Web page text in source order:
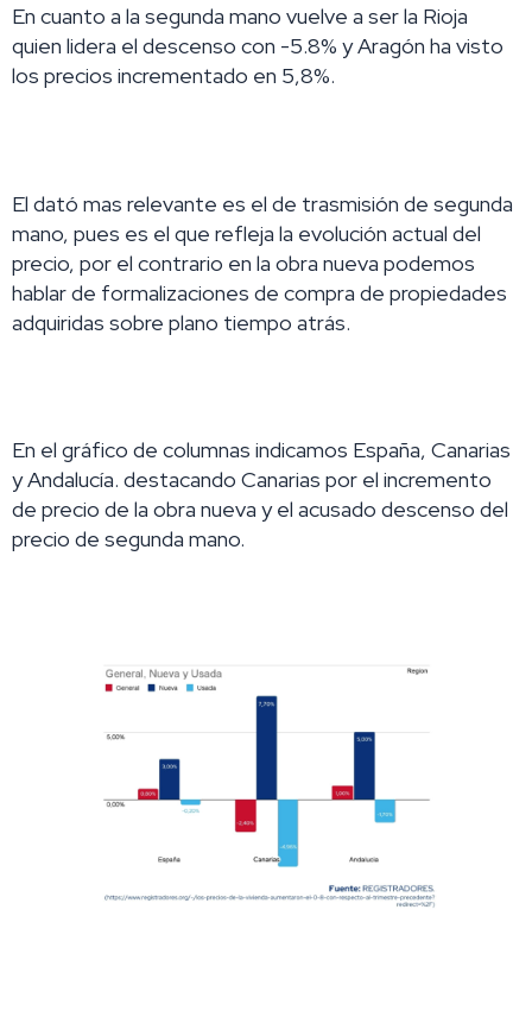
En cuanto a la segunda mano vuelve a ser la Rioja
quien lidera el descenso con -5.8% y Aragón ha visto
los precios incrementado en 5,8%.
El dató mas relevante es el de trasmisión de segunda
mano, pues es el que refleja la evolución actual del
precio, por el contrario en la obra nueva podemos
hablar de formalizaciones de compra de propiedades
adquiridas sobre plano tiempo atrás.
En el gráfico de columnas indicamos España, Canarias
y Andalucía. destacando Canarias por el incremento
de precio de la obra nueva y el acusado descenso del
precio de segunda mano.